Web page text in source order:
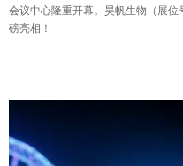
会议中心隆重开幕。昊帆生物（展
磅亮相！